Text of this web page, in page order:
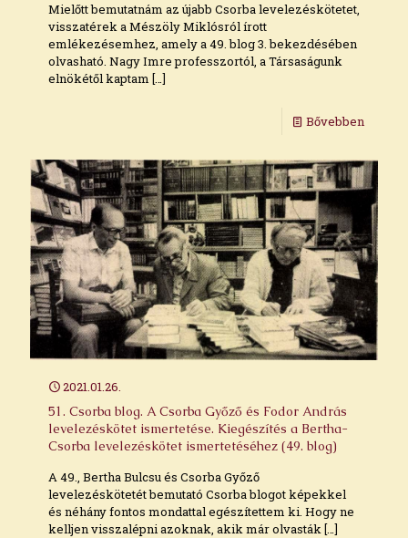
Mielőtt bemutatnám az újabb Csorba levelezéskötetet,
visszatérek a Mészöly Miklósról írott
emlékezésemhez, amely a 49. blog 3. bekezdésében
olvasható. Nagy Imre professzortól, a Társaságunk
elnökétől kaptam […]
Bővebben
2021.01.26.
51. Csorba blog. A Csorba Győző és Fodor András
levelezéskötet ismertetése. Kiegészítés a Bertha-
Csorba levelezéskötet ismertetéséhez (49. blog)
A 49., Bertha Bulcsu és Csorba Győző
levelezéskötetét bemutató Csorba blogot képekkel
és néhány fontos mondattal egészítettem ki. Hogy ne
kelljen visszalépni azoknak, akik már olvasták […]